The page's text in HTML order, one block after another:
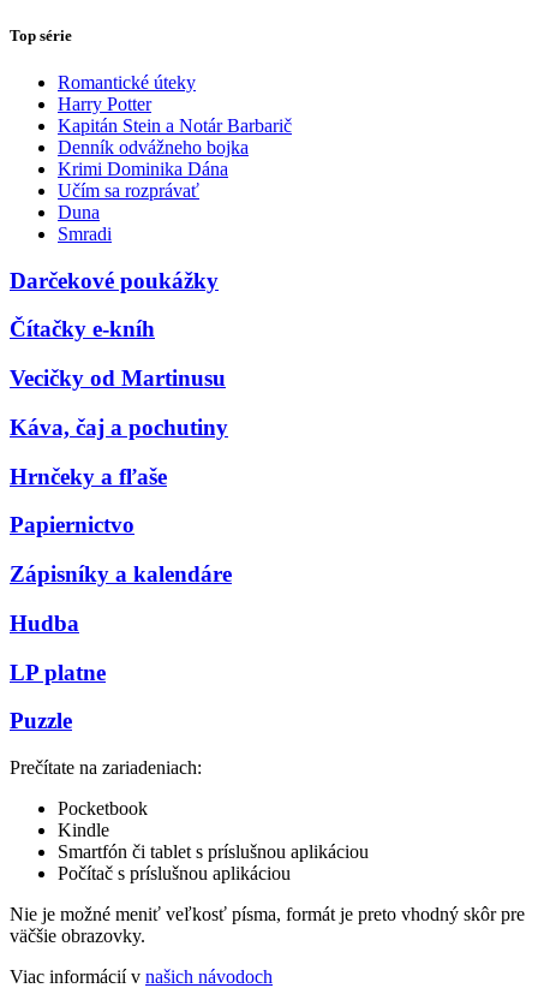
Top série
Romantické úteky
Harry Potter
Kapitán Stein a Notár Barbarič
Denník odvážneho bojka
Krimi Dominika Dána
Učím sa rozprávať
Duna
Smradi
Darčekové poukážky
Čítačky e-kníh
Vecičky od Martinusu
Káva, čaj a pochutiny
Hrnčeky a fľaše
Papiernictvo
Zápisníky a kalendáre
Hudba
LP platne
Puzzle
Prečítate na zariadeniach:
Pocketbook
Kindle
Smartfón či tablet s príslušnou aplikáciou
Počítač s príslušnou aplikáciou
Nie je možné meniť veľkosť písma, formát je preto vhodný skôr pre
väčšie obrazovky.
Viac informácií v našich návodoch